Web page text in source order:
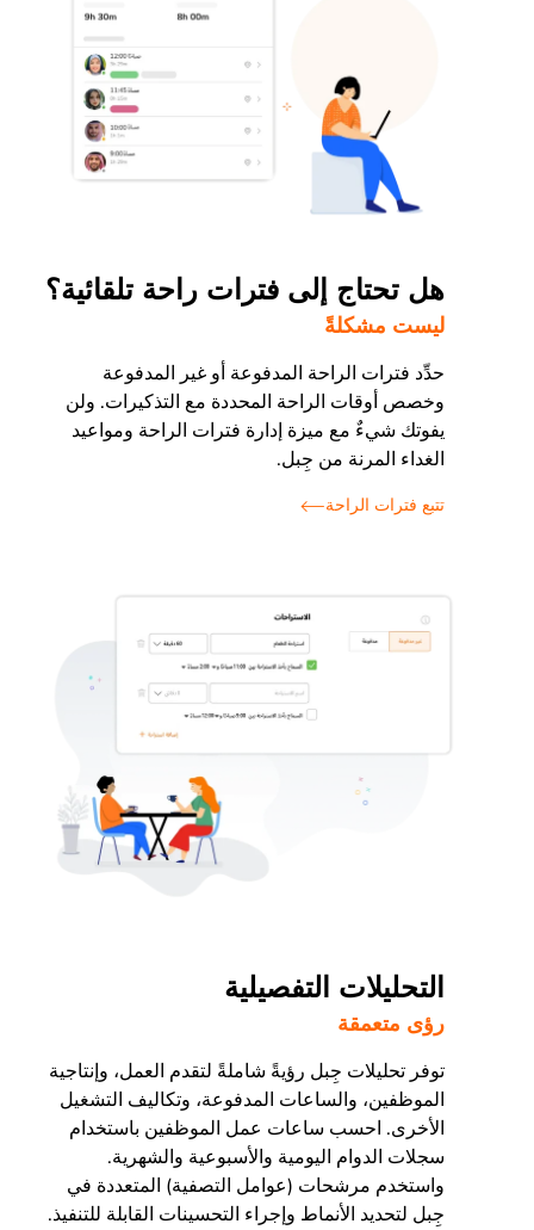
هل تحتاج إلى فترات راحة تلقائية؟
ليست مشكلةً
حدِّد فترات الراحة المدفوعة أو غير المدفوعة
وخصص أوقات الراحة المحددة مع التذكيرات. ولن
يفوتك شيءٌ مع ميزة إدارة فترات الراحة ومواعيد
الغداء المرنة من جِبل.
تتبع فترات الراحة
التحليلات التفصيلية
رؤى متعمقة
توفر تحليلات جِبل رؤيةً شاملةً لتقدم العمل، وإنتاجية
الموظفين، والساعات المدفوعة، وتكاليف التشغيل
الأخرى. احسب ساعات عمل الموظفين باستخدام
سجلات الدوام اليومية والأسبوعية والشهرية.
واستخدم مرشحات (عوامل التصفية) المتعددة في
جِبل لتحديد الأنماط وإجراء التحسينات القابلة للتنفيذ.